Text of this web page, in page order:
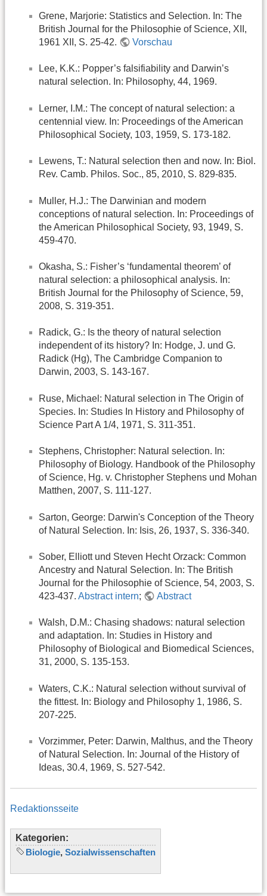
Grene, Marjorie: Statistics and Selection. In: The
British Journal for the Philosophie of Science, XII,
1961 XII, S. 25-42.
Vorschau
Lee, K.K.: Popper’s falsifiability and Darwin’s
natural selection. In: Philosophy, 44, 1969.
Lerner, I.M.: The concept of natural selection: a
centennial view. In: Proceedings of the American
Philosophical Society, 103, 1959, S. 173-182.
Lewens, T.: Natural selection then and now. In: Biol.
Rev. Camb. Philos. Soc., 85, 2010, S. 829-835.
Muller, H.J.: The Darwinian and modern
conceptions of natural selection. In: Proceedings of
the American Philosophical Society, 93, 1949, S.
459-470.
Okasha, S.: Fisher’s ‘fundamental theorem’ of
natural selection: a philosophical analysis. In:
British Journal for the Philosophy of Science, 59,
2008, S. 319-351.
Radick, G.: Is the theory of natural selection
independent of its history? In: Hodge, J. und G.
Radick (Hg), The Cambridge Companion to
Darwin, 2003, S. 143-167.
Ruse, Michael: Natural selection in The Origin of
Species. In: Studies In History and Philosophy of
Science Part A 1/4, 1971, S. 311-351.
Stephens, Christopher: Natural selection. In:
Philosophy of Biology. Handbook of the Philosophy
of Science, Hg. v. Christopher Stephens und Mohan
Matthen, 2007, S. 111-127.
Sarton, George: Darwin's Conception of the Theory
of Natural Selection. In: Isis, 26, 1937, S. 336-340.
Sober, Elliott und Steven Hecht Orzack: Common
Ancestry and Natural Selection. In: The British
Journal for the Philosophie of Science, 54, 2003, S.
423-437. Abstract intern; Abstract
Walsh, D.M.: Chasing shadows: natural selection
and adaptation. In: Studies in History and
Philosophy of Biological and Biomedical Sciences,
31, 2000, S. 135-153.
Waters, C.K.: Natural selection without survival of
the fittest. In: Biology and Philosophy 1, 1986, S.
207-225.
Vorzimmer, Peter: Darwin, Malthus, and the Theory
of Natural Selection. In: Journal of the History of
Ideas, 30.4, 1969, S. 527-542.
Redaktionsseite
Kategorien:
Biologie, Sozialwissenschaften